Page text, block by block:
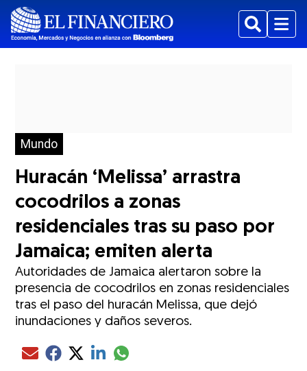
BuscarMenu
Mundo
Huracán ‘Melissa’ arrastra
cocodrilos a zonas
residenciales tras su paso por
Jamaica; emiten alerta
Autoridades de Jamaica alertaron sobre la
presencia de cocodrilos en zonas residenciales
tras el paso del huracán Melissa, que dejó
inundaciones y daños severos.
Compartir el artículo actual mediante Email
Compartir el artículo actual mediante Facebook
Compartir el artículo actual mediante Twitter
Compartir el artículo actual mediante LinkedIn
Compartir el artículo actual mediante